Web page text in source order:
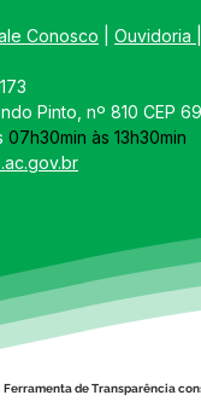
Conosco Ouvidoria
Pinto, nº 810 CEP
07h30min às 13h30min
Ferramenta de Transparência